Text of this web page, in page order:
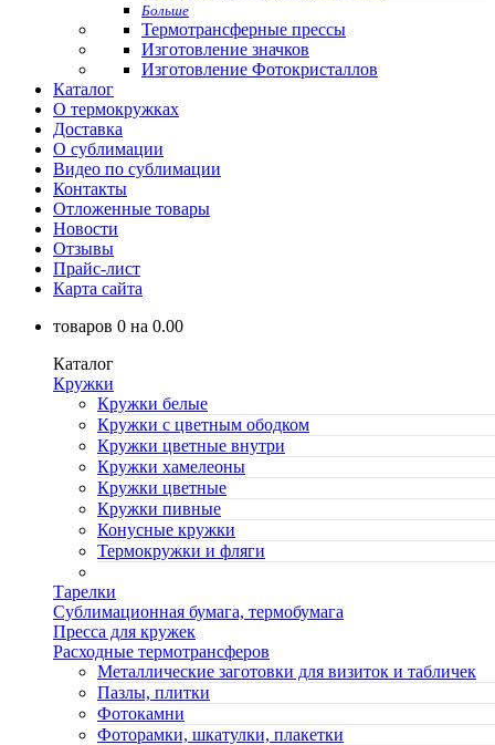
Больше
Термотрансферные прессы
Изготовление значков
Изготовление Фотокристаллов
Каталог
О термокружках
Доставка
О сублимации
Видео по сублимации
Контакты
Отложенные товары
Новости
Отзывы
Прайс-лист
Карта сайта
товаров 0 на 0.00
Каталог
Кружки
Кружки белые
Кружки с цветным ободком
Кружки цветные внутри
Кружки хамелеоны
Кружки цветные
Кружки пивные
Конусные кружки
Термокружки и фляги
Тарелки
Сублимационная бумага, термобумага
Пресса для кружек
Расходные термотрансферов
Металлические заготовки для визиток и табличек
Пазлы, плитки
Фотокамни
Фоторамки, шкатулки, плакетки